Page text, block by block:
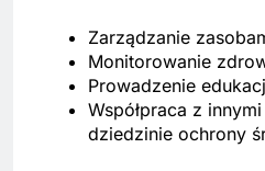
Zarządzanie
Monitorowanie
Prowadzenie
Współpraca z
dziedzinie ochrony